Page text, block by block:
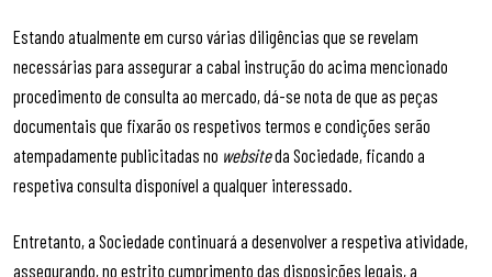
Estando atualmente em curso várias diligências que se revelam
necessárias para assegurar a cabal instrução do acima mencionado
procedimento de consulta ao mercado, dá-se nota de que as peças
documentais que fixarão os respetivos termos e condições serão
atempadamente publicitadas no websiteda Sociedade, ficando a
respetiva consulta disponível a qualquer interessado.
Entretanto, a Sociedade continuará a desenvolver a respetiva atividade,
assegurando, no estrito cumprimento das disposições legais, a